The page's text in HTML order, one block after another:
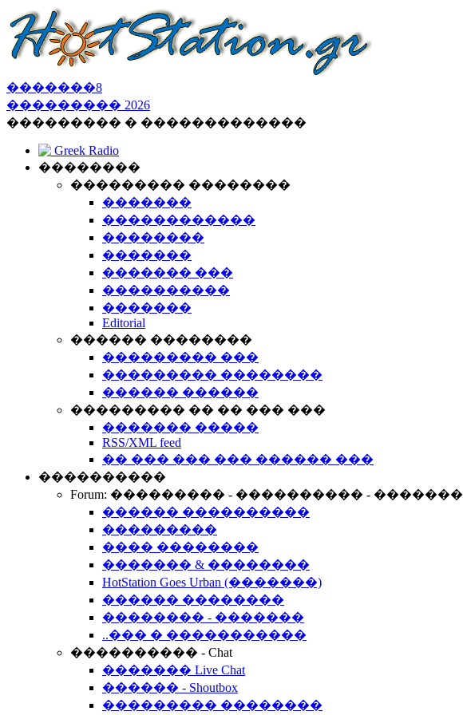
�������8
��������� 2026
��������� � �������������
Greek Radio
��������
��������� ��������
�������
������������
��������
�������
������� ���
����������
�������
Editorial
������ ��������
��������� ���
��������� ��������
������ ������
��������� �� �� ��� ���
������� �����
RSS/XML feed
�� ��� ��� ��� ������ ���
����������
Forum: ��������� - ���������� - �������
������ ����������
���������
���� ��������
������� & ��������
HotStation Goes Urban (�������)
������ ��������
�������� - �������
..��� � �����������
���������� - Chat
������� Live Chat
������ - Shoutbox
��������� ��������